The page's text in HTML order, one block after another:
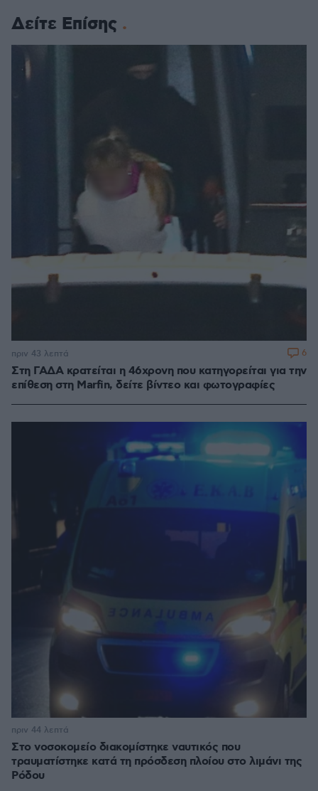
Δείτε Επίσης
Στη ΓΑΔΑ κρατείται η 46χρονη που κατηγορείται για την
επίθεση στη Marfin, δείτε βίντεο και φωτογραφίες
πριν 43 λεπτά 6
Στο νοσοκομείο διακομίστηκε ναυτικός που
τραυματίστηκε κατά τη πρόσδεση πλοίου στο λιμάνι της
Ρόδου
πριν 44 λεπτά